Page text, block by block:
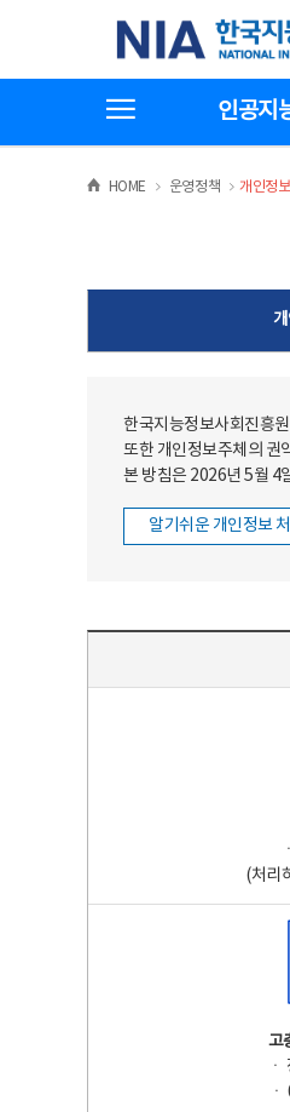
한국지능정보사회진흥원
인공지
HOME >운영정책 >
개인정
한국지능정보사회진흥
또한 개인정보주체의 권
본 방침은 2026년 5월 4
알기쉬운 개인정보
(처리
고